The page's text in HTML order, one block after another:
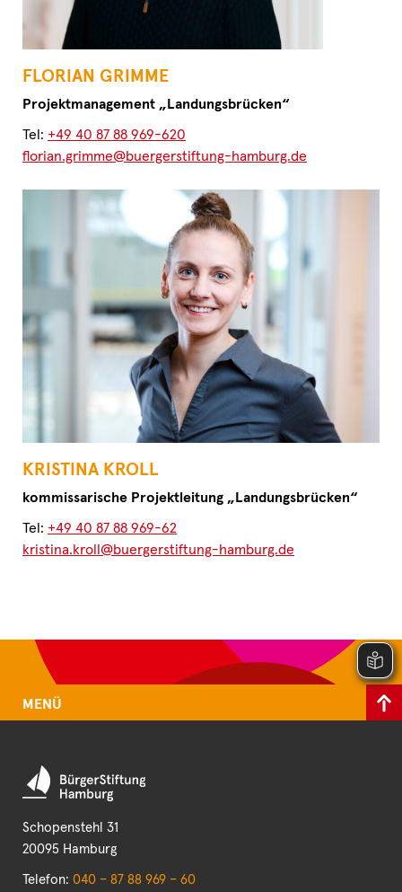
FLORIAN GRIMME
Projektmanagement „Landungsbrücken“
Tel: +49 40 87 88 969-620
florian.grimme@buergerstiftung-hamburg.de
KRISTINA KROLL
kommissarische Projektleitung „Landungsbrücken“
Tel: +49 40 87 88 969-62
kristina.kroll@buergerstiftung-hamburg.de
MENÜ
Schopenstehl 31
20095 Hamburg
Telefon: 040 – 87 88 969 – 60